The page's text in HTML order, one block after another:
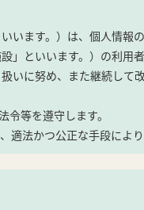
います。）は、個人情報
」といいます。）の利用
いに努め、また継続して
等を遵守します。
適法かつ公正な手段によ